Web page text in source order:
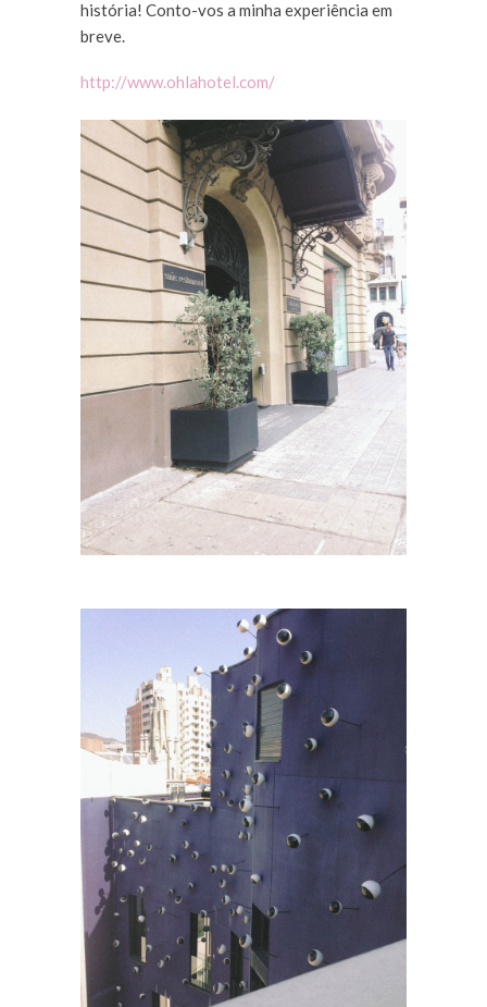
história! Conto-vos a minha experiência em
breve.
http://www.ohlahotel.com/